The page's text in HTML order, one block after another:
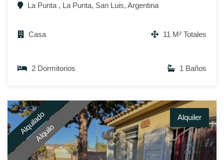
La Punta , La Punta, San Luis, Argentina
Casa 11 M² Totales
2 Dormitorios 1 Baños
Alquilado
Alquilo
Alquiler